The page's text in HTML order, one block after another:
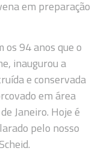
em preparação
94 anos que o
inaugurou a
e conservada
em área
Janeiro. Hoje é
pelo nosso